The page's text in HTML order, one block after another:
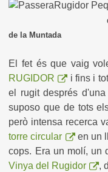
detall d'un
de la Muntada
El fet és que vaig
RUGIDOR
i fins i
el rugit després
suposo que de tots
però intensa recerca
torre circular
en un
cops. Era un molí, un
Vinya del Rugidor
,